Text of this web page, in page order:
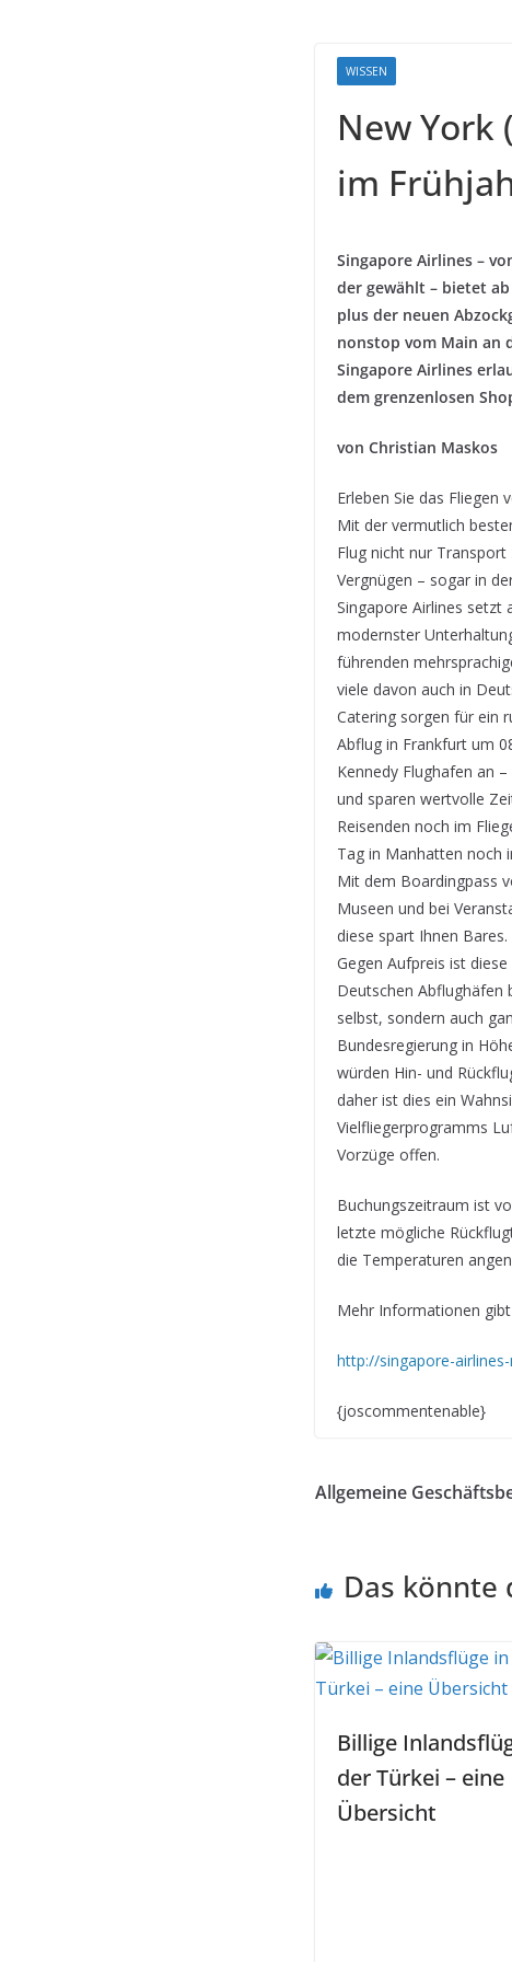
WISSEN
New York
im
Singapore Airlines –
der gewählt – bietet
plus der neuen
nonstop vom Main an
Singapore Airlines
dem grenzenlosen
von Christian Maskos
Erleben Sie das Fliegen
Mit der vermutlich
Flug nicht nur
Vergnügen – sogar in
Singapore Airlines setzt
modernster
führenden
viele davon auch in
Catering sorgen für ein
Abflug in Frankfurt um
Kennedy Flughafen an
und sparen wertvolle
Reisenden noch im
Tag in Manhatten noch
Mit dem Boardingpass
Museen und bei
diese spart Ihnen Bares.
Gegen Aufpreis ist
Deutschen Abflughäfen
selbst, sondern auch
Bundesregierung in
würden Hin- und
daher ist dies ein
Vielfliegerprogramms
Vorzüge offen.
Buchungszeitraum ist
letzte mögliche
die Temperaturen
Mehr Informationen
http://singapore-
{joscommentenable}
Allgemeine
Das könnte
Billige
der Türkei – eine
Übersicht